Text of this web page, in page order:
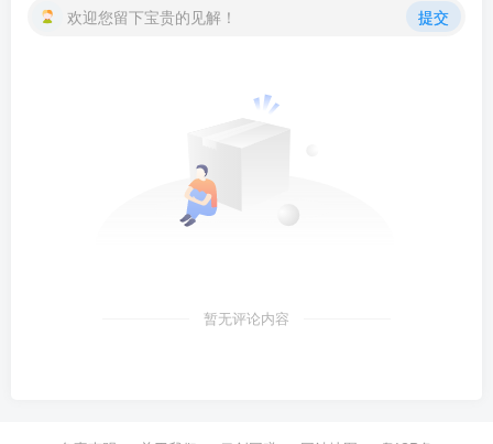
欢迎您留下宝贵的见解！ 提交
暂无评论内容